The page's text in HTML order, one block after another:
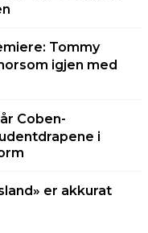
Tommy
igjen med
Coben-
i
er akkurat